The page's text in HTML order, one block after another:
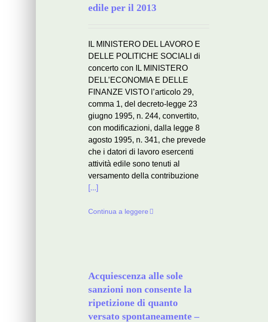
edile per il 2013
IL MINISTERO DEL LAVORO E
DELLE POLITICHE SOCIALI di
concerto con IL MINISTERO
DELL’ECONOMIA E DELLE
FINANZE VISTO l’articolo 29,
comma 1, del decreto-legge 23
giugno 1995, n. 244, convertito,
con modificazioni, dalla legge 8
agosto 1995, n. 341, che prevede
che i datori di lavoro esercenti
attività edile sono tenuti al
versamento della contribuzione
[...]
Continua a leggere
Acquiescenza alle sole
sanzioni non consente la
ripetizione di quanto
versato spontaneamente –